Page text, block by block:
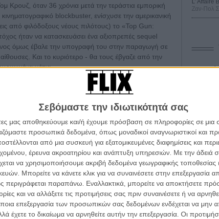
Σεβόμαστε την ιδιωτικότητά σας
μας αποθηκεύουμε και/ή έχουμε πρόσβαση σε πληροφορίες σε
προσωπικά δεδομένα, όπως μοναδικοί αναγνωριστικοί και
από μια συσκευή για εξατομικευμένες διαφημίσεις και
έρευνα ακροατηρίου και ανάπτυξη υπηρεσιών. Με την άδειά
να χρησιμοποιήσουμε ακριβή δεδομένα γεωγραφικής τοποθεσίας
Μπορείτε να κάνετε κλικ για να συναινέσετε στην επεξεργασία
περιγράφεται παραπάνω. Εναλλακτικά, μπορείτε να αποκτήσετε
και να αλλάξετε τις προτιμήσεις σας πριν συναινέσετε ή να
επεξεργασία των προσωπικών σας δεδομένων ενδέχεται να μην
έχετε το δικαίωμα να αρνηθείτε αυτήν την επεξεργασία. Οι
Κρουζ, όταν 36 χρόνια μετά την τεράστια εμπορική
blockbuster, ενίσχυσε την αμερικανική
από φιλόδοξους νέους πιλότους) το «Top Gun:
ήταν να κατασκευάσει ένα αξιοπρεπές sequel
όμως έβαλε την υπογραφή του στην παραγωγή σε
Και το κυριότερο - θα τους έβγαζε από την
μάτια.
sequel πετυχαινει μία ίση κόντρα με το αυθεντικό
πλέον το status του «all time classic»- και
Κρουζ απαίτησε και απέκτησε την κινηματογραφική
και αυτοπεποίθηση το πρότζεκτ - ώστε όχι
όρια και των πιο τρελών προσδοκιών μας.
μπορούσε να στηρίξει το όραμα του σκηνοθέτη Τζο
πιλοτήρια με τους ηθοποιούς και πέταξαν
αλλά και την αίσθηση της ταχύτητας στους
- ένα κινηματογραφικό υλικό που κόβει την ανάσα
προσομοιώσεις σε green screen.
ακόμα ταινία «video game». Κάτι τεχνικά
L’ Affaire
Ζαν-Πολ
Ο
10
τον
τα βλέπεις όλα σινεμά...
εβδομάδα
τρόπο του flix
του flix, στο inbox σου